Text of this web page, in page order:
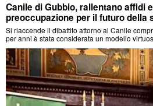
Canile di Gubbio, rallentano affidi
preoccupazione per il futuro della
Si riaccende il dibattito attorno al Canile
per anni è stata considerata un modello